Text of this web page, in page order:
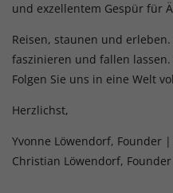
und exzellentem Gespür für
Reisen, staunen und
faszinieren und fallen
Folgen Sie uns in eine Welt
Herzlichst,
Yvonne Löwendorf, Founder
Christian Löwendorf,